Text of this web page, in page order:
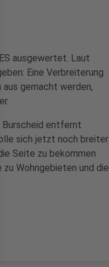
ausgewertet. Laut
Eine Verbreiterung
gemacht werden,
Burscheid entfernt
sich jetzt noch breiter
Seite zu bekommen
Wohngebieten und die